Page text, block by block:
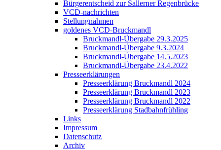
Bürgerentscheid zur Sallerner Regenbrücke
VCD-nachrichten
Stellungnahmen
goldenes VCD-Bruckmandl
Bruckmandl-Übergabe 29.3.2025
Bruckmandl-Übergabe 9.3.2024
Bruckmandl-Übergabe 14.5.2023
Bruckmandl-Übergabe 23.4.2022
Presseerklärungen
Presseerklärung Bruckmandl 2024
Presseerklärung Bruckmandl 2023
Presseerklärung Bruckmandl 2022
Presseerklärung Stadbahnfrühling
Links
Impressum
Datenschutz
Archiv